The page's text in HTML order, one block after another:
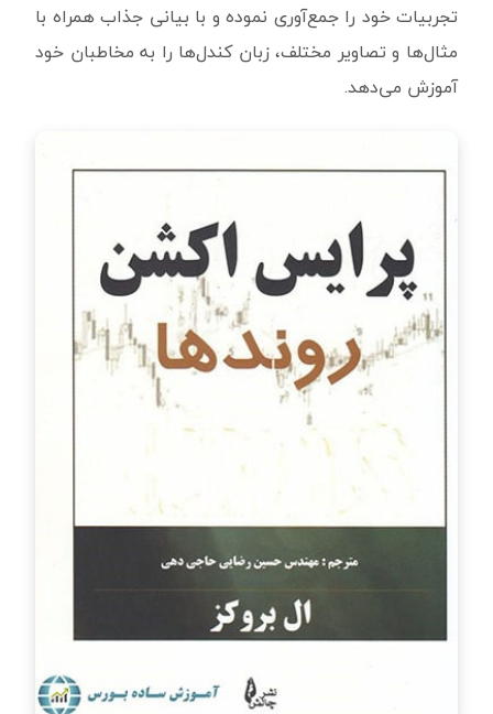
تجربیات خود را جمع‌آوری نموده و با بیانی جذاب همراه با
مثال‌ها و تصاویر مختلف، زبان کندل‌ها را به مخاطبان خود
آموزش می‌دهد.